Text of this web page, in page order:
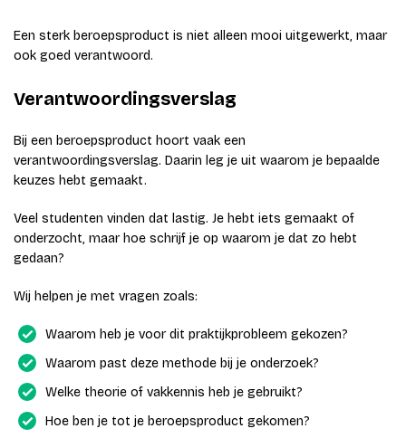
Een sterk beroepsproduct is niet alleen mooi uitgewerkt, maar
ook goed verantwoord.
Verantwoordingsverslag
Bij een beroepsproduct hoort vaak een
verantwoordingsverslag. Daarin leg je uit waarom je bepaalde
keuzes hebt gemaakt.
Veel studenten vinden dat lastig. Je hebt iets gemaakt of
onderzocht, maar hoe schrijf je op waarom je dat zo hebt
gedaan?
Wij helpen je met vragen zoals:
Waarom heb je voor dit praktijkprobleem gekozen?
Waarom past deze methode bij je onderzoek?
Welke theorie of vakkennis heb je gebruikt?
Hoe ben je tot je beroepsproduct gekomen?